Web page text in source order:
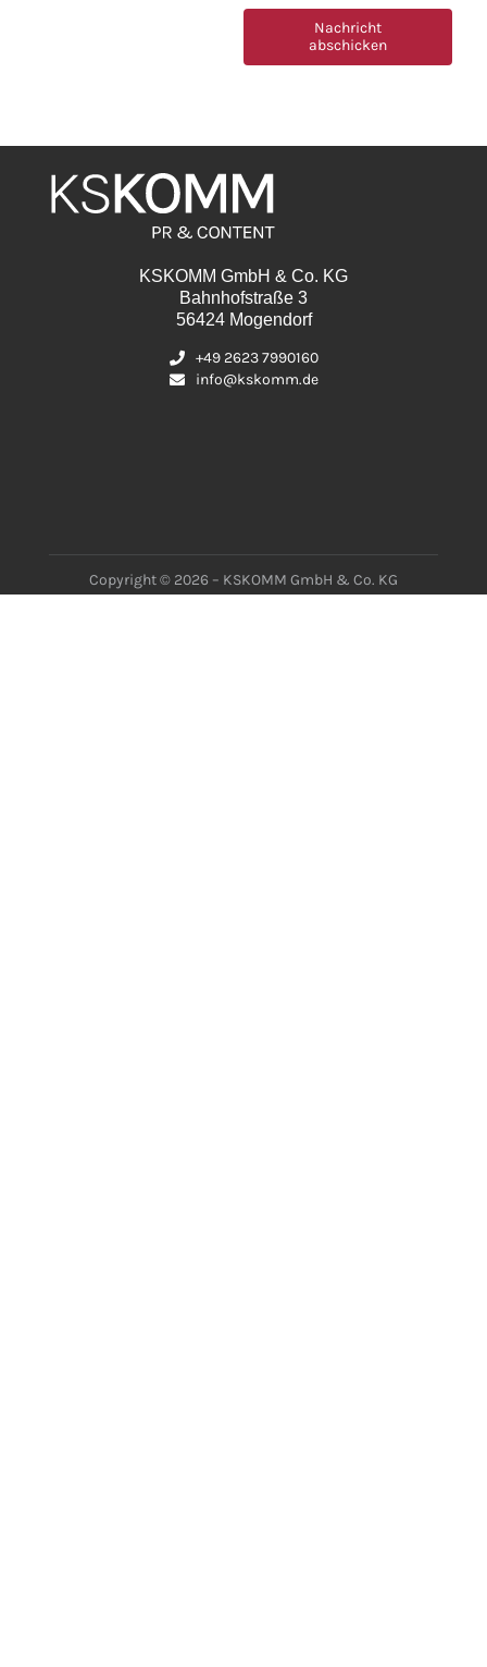
Nachricht
abschicken
KSKOMM GmbH & Co. KG
Bahnhofstraße 3
56424 Mogendorf
+49 2623 7990160
info@kskomm.de
Copyright © 2026 – KSKOMM GmbH & Co. KG